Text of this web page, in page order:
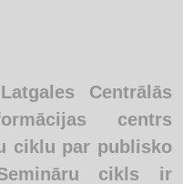
Centrālās
centrs
ciklu par publisko
cikls ir